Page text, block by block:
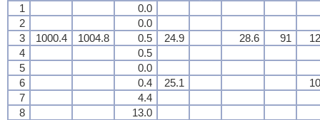
1
0.0
2
0.0
3
1000.4 1004.8 0.5 24.9 28.6 91
4
0.5
5
0.0
6
0.4 25.1
7
4.4
8
13.0